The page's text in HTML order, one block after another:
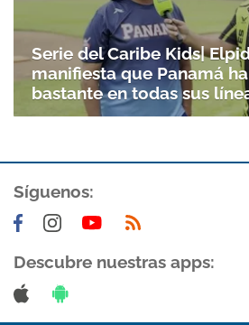
Serie del Caribe Kids|
manifiesta que Panamá
bastante en todas sus
Síguenos:
Descubre nuestras apps: